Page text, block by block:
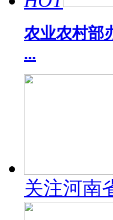
农业农村部
...
关注河南